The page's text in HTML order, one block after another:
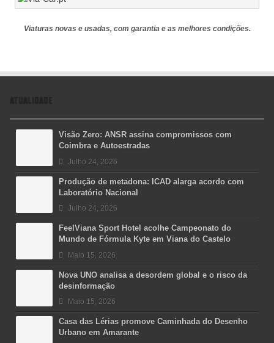
Viaturas novas e usadas, com garantia e as melhores condições.
ATUALIDADE
Visão Zero: ANSR assina compromissos com
Coimbra e Autoestradas
Julho 24, 2026
Produção de metadona: ICAD alarga acordo com
Laboratório Nacional
Julho 24, 2026
FeelViana Sport Hotel acolhe Campeonato do
Mundo de Fórmula Kyte em Viana do Castelo
Maio 15, 2026
Nova UNO analisa a desordem global e o risco da
desinformação
Maio 15, 2026
Casa das Lérias promove Caminhada do Desenho
Urbano em Amarante